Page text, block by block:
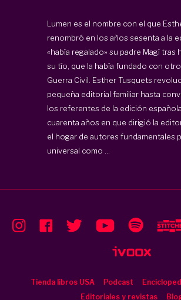
Lumen es el nombre con el que
renombró en los años sesenta a la
«había regalado» su padre Magí tras
su tío, que la había fundado con
Guerra Civil. Esther Tusquets
pequeña editorial familiar hasta
los referentes de la edición
cuarenta años en que dirigió la
el hogar de autores fundamentales
universal como ...
Tienda libros USA Podcast
Editoriales y revistas